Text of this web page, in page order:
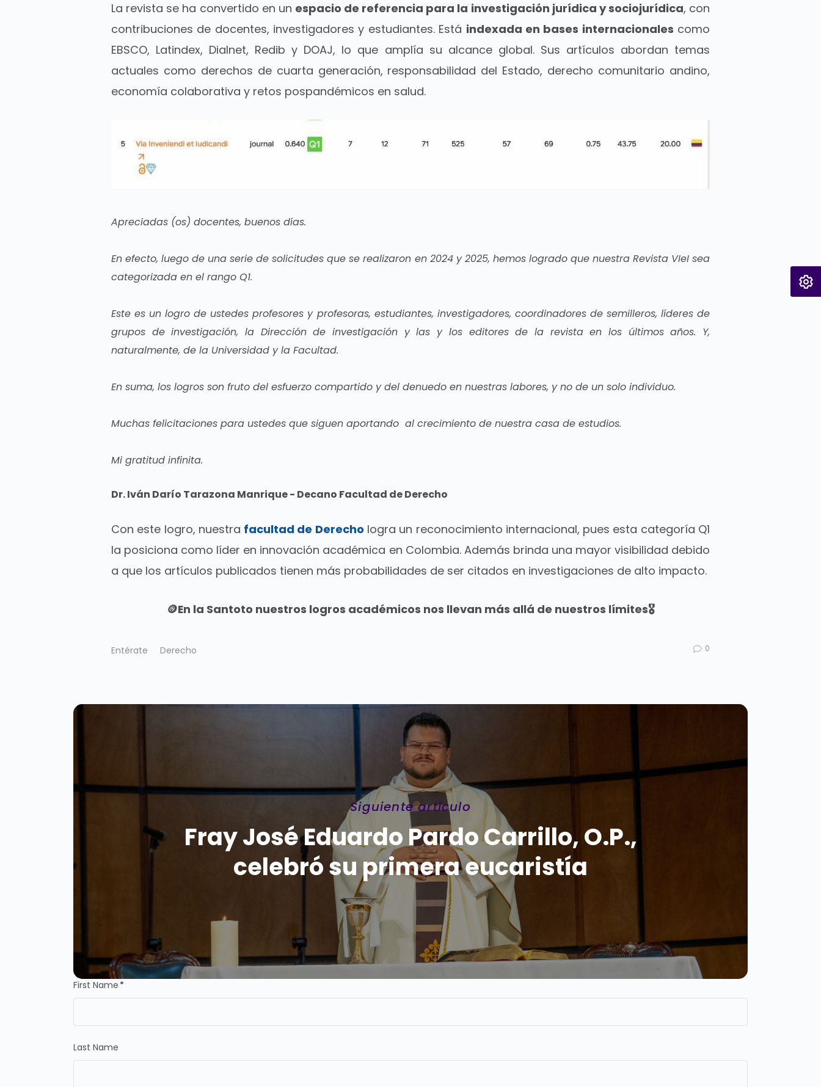
La revista se ha convertido en un espacio de referencia para la investigación jurídica y sociojurídica, con
contribuciones de docentes, investigadores y estudiantes. Está indexada en bases internacionales como
EBSCO, Latindex, Dialnet, Redib y DOAJ, lo que amplía su alcance global. Sus artículos abordan temas
actuales como derechos de cuarta generación, responsabilidad del Estado, derecho comunitario andino,
economía colaborativa y retos pospandémicos en salud.
Apreciadas (os) docentes, buenos días.
En efecto, luego de una serie de solicitudes que se realizaron en 2024 y 2025, hemos logrado que nuestra Revista VIeI sea
categorizada en el rango Q1.
Este es un logro de ustedes profesores y profesoras, estudiantes, investigadores, coordinadores de semilleros, líderes de
grupos de investigación, la Dirección de investigación y las y los editores de la revista en los últimos años. Y,
naturalmente, de la Universidad y la Facultad.
En suma, los logros son fruto del esfuerzo compartido y del denuedo en nuestras labores, y no de un solo individuo.
Muchas felicitaciones para ustedes que siguen aportando al crecimiento de nuestra casa de estudios.
Mi gratitud infinita.
Dr. Iván Darío Tarazona Manrique - Decano Facultad de Derecho
Con este logro, nuestra facultad de Derecho logra un reconocimiento internacional, pues esta categoría Q1
la posiciona como líder en innovación académica en Colombia. Además brinda una mayor visibilidad debido
a que los artículos publicados tienen más probabilidades de ser citados en investigaciones de alto impacto.
🪙En la Santoto nuestros logros académicos nos llevan más allá de nuestros límites🎖️
Entérate Derecho 0
Siguiente artículo
Fray José Eduardo Pardo Carrillo, O.P.,
celebró su primera eucaristía
First Name *
Last Name